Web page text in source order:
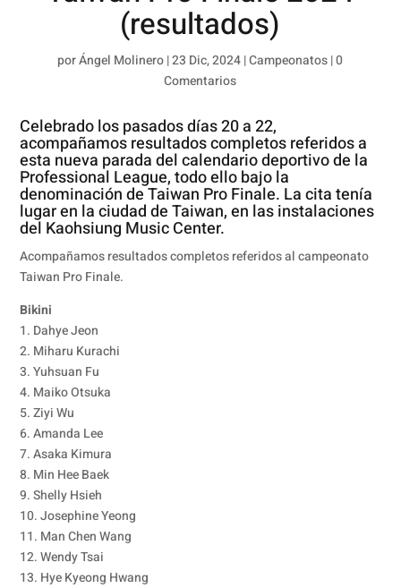
(resultados)
porÁngel Molinero|23 Dic, 2024|Campeonatos|0
Comentarios
Celebrado los pasados días 20 a 22,
acompañamos resultados completos referidos a
esta nueva parada del calendario deportivo de la
Professional League, todo ello bajo la
denominación de Taiwan Pro Finale. La cita tenía
lugar en la ciudad de Taiwan, en las instalaciones
del Kaohsiung Music Center.
Acompañamos resultados completos referidos al campeonato
Taiwan Pro Finale.
Bikini
1. Dahye Jeon
2. Miharu Kurachi
3. Yuhsuan Fu
4. Maiko Otsuka
5. Ziyi Wu
6. Amanda Lee
7. Asaka Kimura
8. Min Hee Baek
9. Shelly Hsieh
10. Josephine Yeong
11. Man Chen Wang
12. Wendy Tsai
13. Hye Kyeong Hwang